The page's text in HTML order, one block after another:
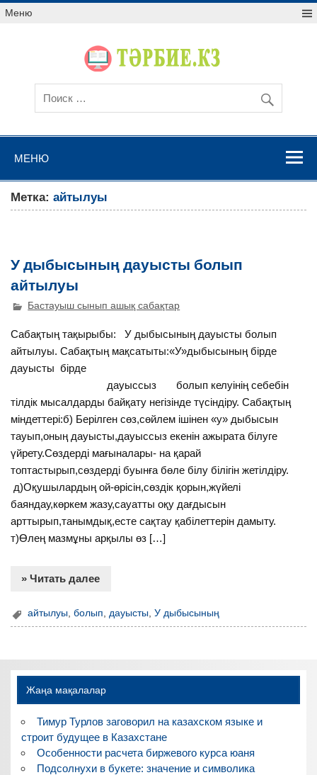
Меню
МЕНЮ
Метка:айтылуы
У дыбысының дауысты болып
айтылуы
Бастауыш сынып ашық сабақтар
Сабақтың тақырыбы: У дыбысының дауысты болып
айтылуы. Сабақтың мақсатыты:«У»дыбысының бірде
дауысты бірде
дауыссыз болып келуінің себебін
тілдік мысалдарды байқату негізінде түсіндіру. Сабақтың
міндеттері:б) Берілген сөз,сөйлем ішінен «у» дыбысын
тауып,оның дауысты,дауыссыз екенін ажырата білуге
үйрету.Сөздерді мағыналары- на қарай
топтастырып,сөздерді буынға бөле білу білігін жетілдіру.
д)Оқушылардың ой-өрісін,сөздік қорын,жүйелі
баяндау,көркем жазу,сауатты оқу дағдысын
арттырып,танымдық,есте сақтау қабілеттерін дамыту.
т)Өлең мазмұны арқылы өз […]
» Читать далее
айтылуы,болып,дауысты,У дыбысының
Жаңа мақалалар
Тимур Турлов заговорил на казахском языке и
строит будущее в Казахстане
Особенности расчета биржевого курса юаня
Подсолнухи в букете: значение и символика